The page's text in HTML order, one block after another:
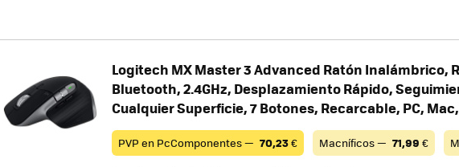
Logitech MX Master 3 Advanced Ratón Inalámbrico,
Bluetooth, 2.4GHz, Desplazamiento Rápido,
Cualquier Superficie, 7 Botones, Recarcable, PC,
PVP en PcComponentes — 70,23€ Macníficos — 71,99 €